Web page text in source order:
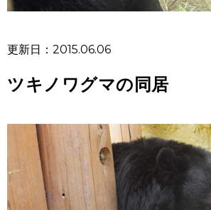
更新日：2015.06.06
ツキノワグマの同居